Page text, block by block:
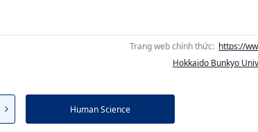
Trang web chính thức: https://
Hokkaido Bunkyo
Human Science